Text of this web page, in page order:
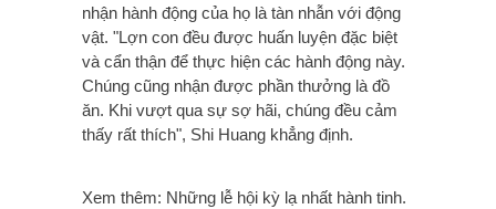
nhận hành động của họ là tàn nhẫn với động
vật. "Lợn con đều được huấn luyện đặc biệt
và cẩn thận để thực hiện các hành động này.
Chúng cũng nhận được phần thưởng là đồ
ăn. Khi vượt qua sự sợ hãi, chúng đều cảm
thấy rất thích", Shi Huang khẳng định.
Xem thêm: Những lễ hội kỳ lạ nhất hành tinh.